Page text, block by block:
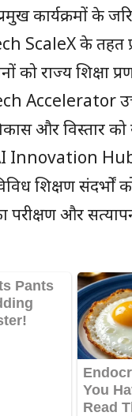
कार्यक्रमों के
ScaleX के तहत
को राज्य शिक्षा
Accelerator
और विस्तार को
Innovation Hub
शिक्षण संदर्भों
परीक्षण और